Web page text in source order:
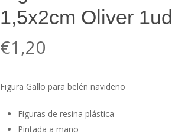
1,5x2cm Oliver 1ud
€1,20
Figura Gallo para belén navideño
Figuras de resina plástica
Pintada a mano